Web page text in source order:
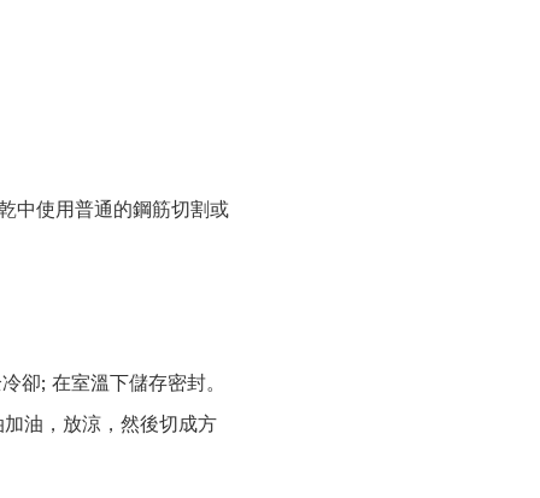
中使用普通的鋼筋切割或
卻; 在室溫下儲存密封。
油，放涼，然後切成方